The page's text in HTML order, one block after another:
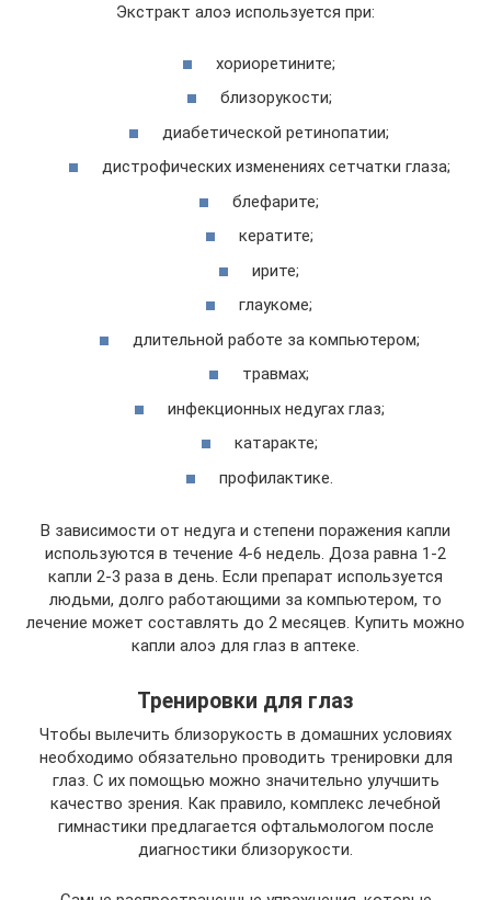
Экстракт алоэ используется при:
хориоретините;
близорукости;
диабетической ретинопатии;
дистрофических изменениях сетчатки глаза;
блефарите;
кератите;
ирите;
глаукоме;
длительной работе за компьютером;
травмах;
инфекционных недугах глаз;
катаракте;
профилактике.
В зависимости от недуга и степени поражения капли
используются в течение 4-6 недель. Доза равна 1-2
капли 2-3 раза в день. Если препарат используется
людьми, долго работающими за компьютером, то
лечение может составлять до 2 месяцев. Купить можно
капли алоэ для глаз в аптеке.
Тренировки для глаз
Чтобы вылечить близорукость в домашних условиях
необходимо обязательно проводить тренировки для
глаз. С их помощью можно значительно улучшить
качество зрения. Как правило, комплекс лечебной
гимнастики предлагается офтальмологом после
диагностики близорукости.